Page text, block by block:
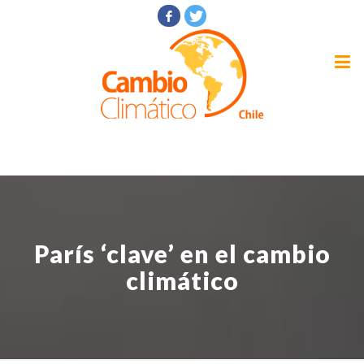
París ‘clave’ en el cambio
climático